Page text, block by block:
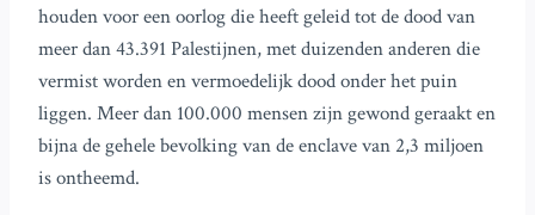
houden voor een oorlog die heeft geleid tot de dood van
meer dan 43.391 Palestijnen, met duizenden anderen die
vermist worden en vermoedelijk dood onder het puin
liggen. Meer dan 100.000 mensen zijn gewond geraakt en
bijna de gehele bevolking van de enclave van 2,3 miljoen
is ontheemd.